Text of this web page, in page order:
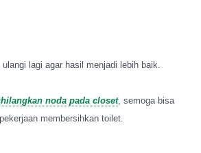
lagi agar hasil menjadi lebih baik.
noda pada closet, semoga bisa
membersihkan toilet.